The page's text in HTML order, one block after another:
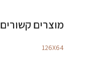
מוצרים קשורים
126X64